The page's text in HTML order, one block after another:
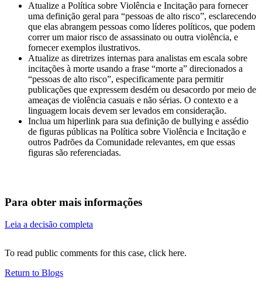
Atualize a Política sobre Violência e Incitação para fornecer
uma definição geral para “pessoas de alto risco”, esclarecendo
que elas abrangem pessoas como líderes políticos, que podem
correr um maior risco de assassinato ou outra violência, e
fornecer exemplos ilustrativos.
Atualize as diretrizes internas para analistas em escala sobre
incitações à morte usando a frase “morte a” direcionados a
“pessoas de alto risco”, especificamente para permitir
publicações que expressem desdém ou desacordo por meio de
ameaças de violência casuais e não sérias. O contexto e a
linguagem locais devem ser levados em consideração.
Inclua um hiperlink para sua definição de bullying e assédio
de figuras públicas na Política sobre Violência e Incitação e
outros Padrões da Comunidade relevantes, em que essas
figuras são referenciadas.
Para obter mais informações
Leia a decisão completa
To read public comments for this case, click here.
Return to Blogs